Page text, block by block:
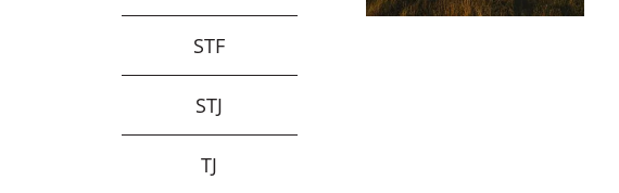
STF
STJ
TJ